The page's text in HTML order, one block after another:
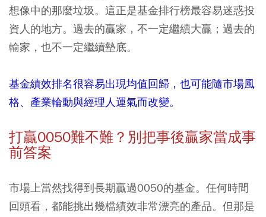
想像中的那麼垃圾。這正是基金排行榜最容易迷惑投
資人的地方。過去的贏家，不一定繼續大贏；過去的
輸家，也不一定繼續墊底。
基金績效排名很容易出現均值回歸，也可能隨市場風
格、產業輪動與經理人運氣而改變。
打贏0050難不難？別把事後贏家當成事
前答案
市場上當然找得到長期贏過0050的基金。任何時間
回頭看，都能挑出幾檔績效非常漂亮的產品。但那是